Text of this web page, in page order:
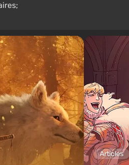
Articles